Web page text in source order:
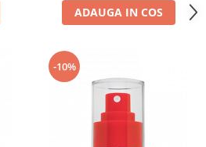
ADAUGA IN COS
-10%